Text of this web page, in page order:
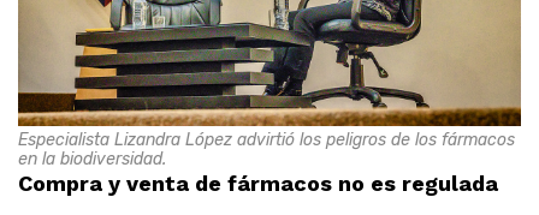
Especialista Lizandra López advirtió los peligros de los fármacos
en la biodiversidad.
Compra y venta de fármacos no es regulada